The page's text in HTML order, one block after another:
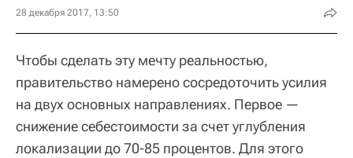
28 декабря 2017, 13:50
Чтобы сделать эту мечту реальностью,
правительство намерено сосредоточить усилия
на двух основных направлениях. Первое —
снижение себестоимости за счет углубления
локализации до 70-85 процентов. Для этого